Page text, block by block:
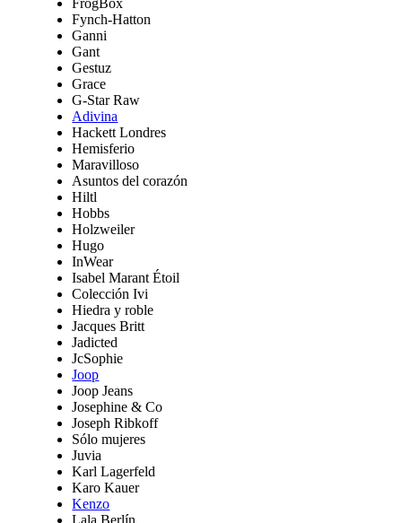
Fynch-Hatton
Ganni
Gant
Gestuz
Grace
G-Star Raw
Adivina
Hackett Londres
Hemisferio
Maravilloso
Asuntos del corazón
Hiltl
Hobbs
Holzweiler
Hugo
InWear
Isabel Marant Étoil
Colección Ivi
Hiedra y roble
Jacques Britt
Jadicted
JcSophie
Joop
Joop Jeans
Josephine & Co
Joseph Ribkoff
Sólo mujeres
Juvia
Karl Lagerfeld
Karo Kauer
Kenzo
Lala Berlín